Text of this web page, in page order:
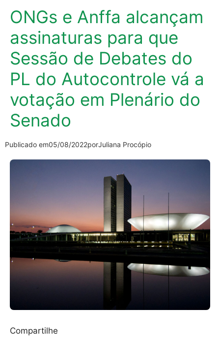
ONGs e Anffa alcançam
assinaturas para que
Sessão de Debates do
PL do Autocontrole vá a
votação em Plenário do
Senado
Publicado em05/08/2022porJuliana Procópio
Compartilhe